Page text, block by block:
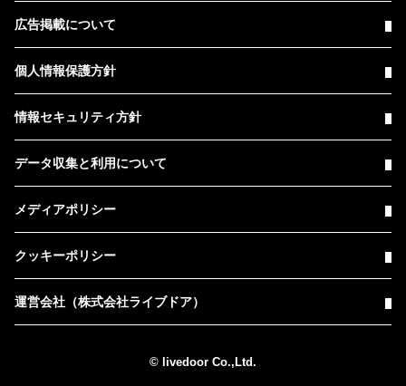
広告掲載について
個人情報保護方針
情報セキュリティ方針
データ収集と利用について
メディアポリシー
クッキーポリシー
運営会社（株式会社ライブドア）
© livedoor Co.,Ltd.